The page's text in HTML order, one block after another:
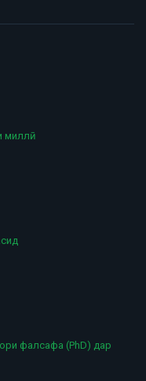
миллӣ
фалсафа (PhD) дар